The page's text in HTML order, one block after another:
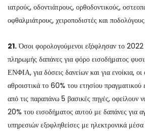
ιατρούς, οδοντιάτρους, ορθοδοντικούς,
οφθαλμιάτρους, χειροποδιστές και ποδολόγους.
21.Όσοι φορολογούμενοι εξόφλησαν το
πληρωμής δαπάνες για φόρο εισοδήματος
ΕΝΦΙΑ, για δόσεις δανείων και για ενοίκια, οι
αθροιστικά το 60% του ετησίου
από τις παραπάνω 5 βασικές πηγές, οφείλουν
20% του εισοδήματος αυτού με δαπάνες για
υπηρεσιών εξοφληθείσες με ηλεκτρονικά